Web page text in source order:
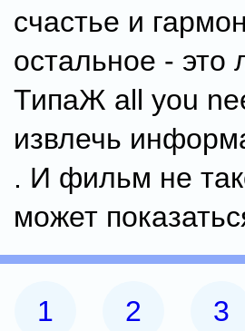
счастье и
остальное -
ТипаЖ all you
извлечь
. И фильм не
может
1 2 3